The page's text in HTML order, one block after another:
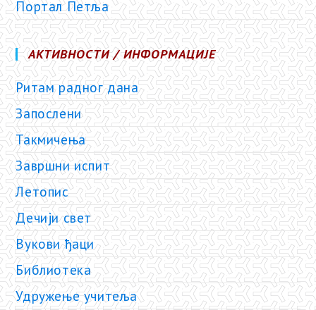
Портал Петља
АКТИВНОСТИ / ИНФОРМАЦИЈЕ
Ритам радног дана
Запослени
Такмичења
Завршни испит
Летопис
Дечији свет
Вукови ђаци
Библиотека
Удружење учитеља